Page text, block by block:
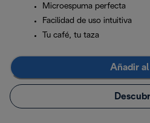
Microespuma perfecta
Facilidad de uso intuitiva
Tu café, tu taza
Añadir